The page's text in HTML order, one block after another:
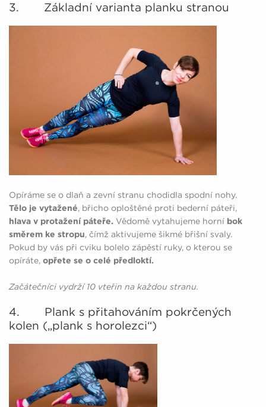
3. Základní varianta planku stranou
Opíráme se o dlaň a zevní stranu chodidla spodní nohy.
Tělo je vytažené, břicho oploštěné proti bederní páteři,
hlava v protažení páteře. Vědomě vytahujeme horní bok
směrem ke stropu, čímž aktivujeme šikmé břišní svaly.
Pokud by vás při cviku bolelo zápěstí ruky, o kterou se
opíráte, opřete se o celé předloktí.
Začátečníci vydrží 10 vteřin na každou stranu.
4. Plank s přitahováním pokrčených
kolen („plank s horolezci“)